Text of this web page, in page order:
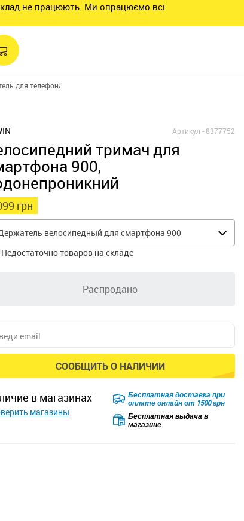
склад не працюють. Ми опрацюємо всі
для телефона на самокат
Артикул -8377752
900,
грн
велосипедный для смартфона 900
Недостаточно товаров на складе
Распродано
СООБЩИТЬ О НАЛИЧИИ
в магазинах
магазины
Бесплатная доставка при
оплате онлайн от 1500 грн
Бесплатная выдача в
магазине